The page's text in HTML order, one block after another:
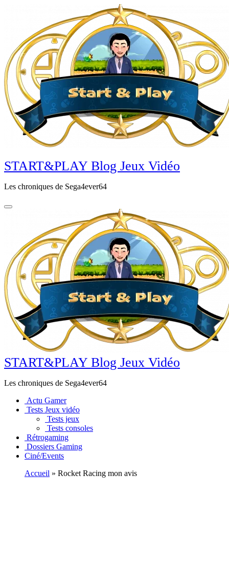
principal
START&PLAY Blog Jeux Vidéo
Les chroniques de Sega4ever64
START&PLAY Blog Jeux Vidéo
Les chroniques de Sega4ever64
Actu Gamer
Tests Jeux vidéo
Tests jeux
Tests consoles
Rétrogaming
Dossiers Gaming
Ciné/Events
Accueil » Rocket Racing mon avis